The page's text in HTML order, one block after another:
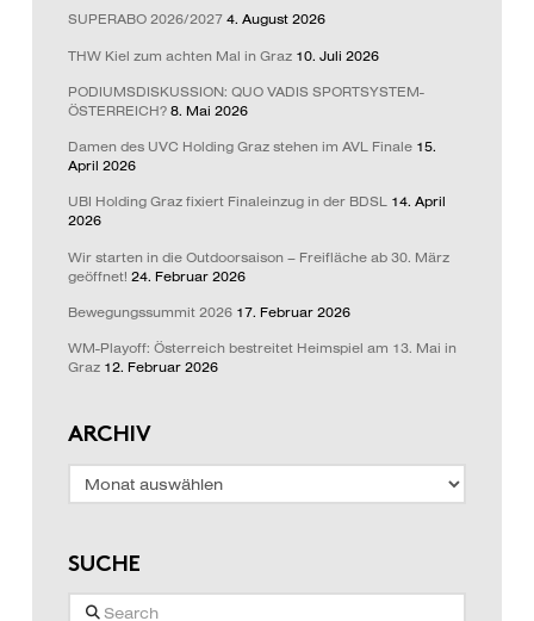
SUPERABO 2026/2027 4. August 2026
THW Kiel zum achten Mal in Graz 10. Juli 2026
PODIUMSDISKUSSION: QUO VADIS SPORTSYSTEM-
ÖSTERREICH? 8. Mai 2026
Damen des UVC Holding Graz stehen im AVL Finale 15.
April 2026
UBI Holding Graz fixiert Finaleinzug in der BDSL 14. April
2026
Wir starten in die Outdoorsaison – Freifläche ab 30. März
geöffnet! 24. Februar 2026
Bewegungssummit 2026 17. Februar 2026
WM-Playoff: Österreich bestreitet Heimspiel am 13. Mai in
Graz 12. Februar 2026
ARCHIV
SUCHE
Search